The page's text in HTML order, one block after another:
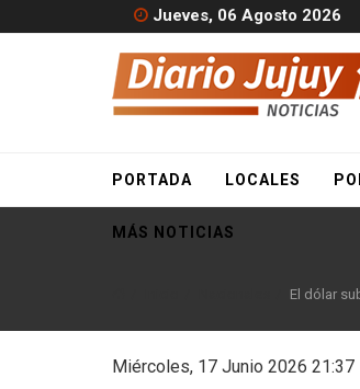
Jueves, 06 Agosto 2026
PORTADA LOCALES
MÁS NOTICIAS
El dólar
Miércoles, 17 Junio 2026 21:37